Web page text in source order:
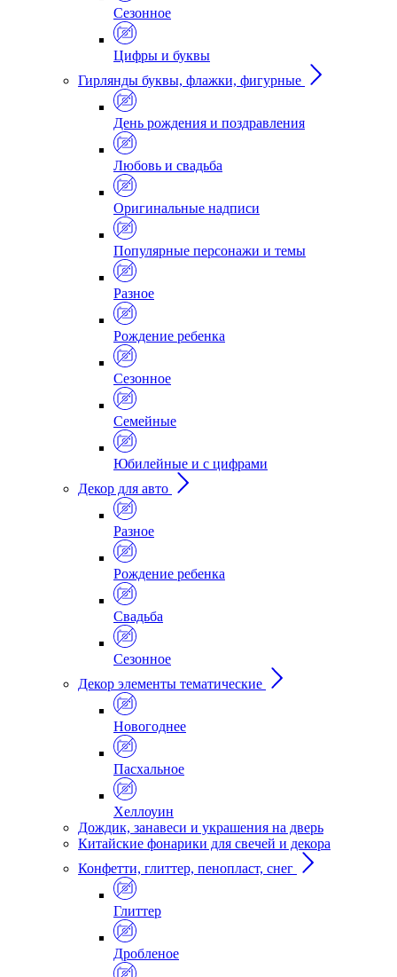
Сезонное
Цифры и буквы
Гирлянды буквы, флажки, фигурные
День рождения и поздравления
Любовь и свадьба
Оригинальные надписи
Популярные персонажи и темы
Разное
Рождение ребенка
Сезонное
Семейные
Юбилейные и с цифрами
Декор для авто
Разное
Рождение ребенка
Свадьба
Сезонное
Декор элементы тематические
Новогоднее
Пасхальное
Хеллоуин
Дождик, занавеси и украшения на дверь
Китайские фонарики для свечей и декора
Конфетти, глиттер, пенопласт, снег
Глиттер
Дробленое